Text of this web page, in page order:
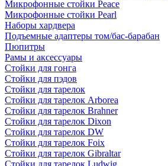
Микрофонные стойки Peace
Микрофонные стойки Pearl
Наборы хардвера
Подъемные адаптеры том/бас-барабан
Пюпитры
Рамы и аксессуары
Стойки для гонга
Стойки для пэдов
Стойки для тарелок
Стойки для тарелок Arborea
Стойки для тарелок Brahner
Стойки для тарелок Dixon
Стойки для тарелок DW
Стойки для тарелок Foix
Стойки для тарелок Gibraltar
Стойки для тарелок Ludwig